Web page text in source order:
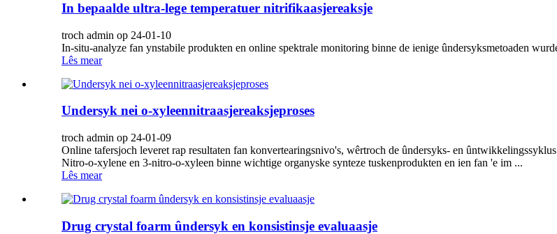
In bepaalde ultra-lege temperatuer nitrifikaasjereaksje
troch admin op 24-01-10
In-situ-analyze fan ynstabile produkten en online spektrale monitoring binne de ienige ûndersyksmetoaden
Lês mear
Undersyk nei o-xyleennitraasjereaksjeproses
troch admin op 24-01-09
Online tafersjoch leveret rap resultaten fan konvertearingsnivo's, wêrtroch de ûndersyks- en
Nitro-o-xylene en 3-nitro-o-xyleen binne wichtige organyske synteze tuskenprodukten en ien fan 'e im ...
Lês mear
Drug crystal foarm ûndersyk en konsistinsje evaluaasje